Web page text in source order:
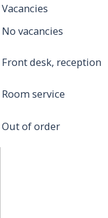
Vacancies
No vacancies
Front desk, reception
Room service
Out of order